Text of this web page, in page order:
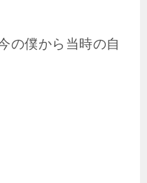
の僕から当時の自